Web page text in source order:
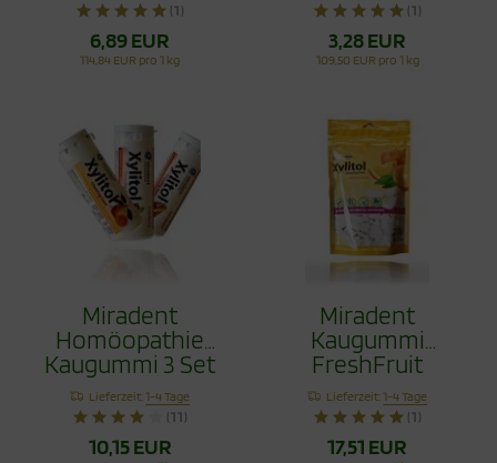
(1)
6,89 EUR
114,84 EUR pro 1 kg
(1)
3,28 EUR
109,50 EUR pro 1 kg
Miradent
Homöopathie
Kaugummi 3 Set
120 Stck.
Lieferzeit:1-4 Tage
(11)
10,15 EUR
Miradent
Kaugummi
FreshFruit
Nachfüllpack 200
Stck.
Lieferzeit:1-4 Tage
(1)
17,51 EUR